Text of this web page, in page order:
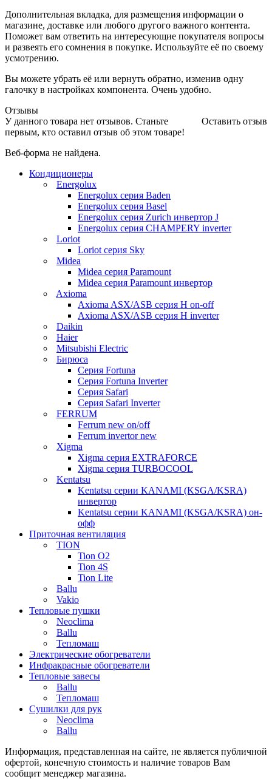
Дополнительная вкладка, для размещения информации о
магазине, доставке или любого другого важного контента.
Поможет вам ответить на интересующие покупателя вопросы
и развеять его сомнения в покупке. Используйте её по своему
усмотрению.
Вы можете убрать её или вернуть обратно, изменив одну
галочку в настройках компонента. Очень удобно.
Отзывы
Оставить отзыв
У данного товара нет отзывов. Станьте
первым, кто оставил отзыв об этом товаре!
Веб-форма не найдена.
Кондиционеры
Energolux
Energolux серия Baden
Energolux серия Basel
Energolux серия Zurich инвертор J
Energolux серия CHAMPERY inverter
Loriot
Loriot серия Sky
Midea
Midea серия Paramount
Midea серия Paramount инвертор
Axioma
Axioma ASX/ASB серия Н on-off
Axioma ASX/ASB серия Н inverter
Daikin
Haier
Mitsubishi Electric
Бирюса
Серия Fortuna
Серия Fortuna Inverter
Серия Safari
Серия Safari Inverter
FERRUM
Ferrum new on/off
Ferrum invertor new
Xigma
Xigma серия EXTRAFORCE
Xigma серия TURBOCOOL
Kentatsu
Kentatsu серии KANAMI (KSGA/KSRA)
инвертор
Kentatsu серии KANAMI (KSGA/KSRA) он-
офф
Приточная вентиляция
TION
Tion O2
Tion 4S
Tion Lite
Ballu
Vakio
Тепловые пушки
Neoclima
Ballu
Тепломаш
Электрические обогреватели
Инфракрасные обогреватели
Тепловые завесы
Ballu
Тепломаш
Сушилки для рук
Neoclima
Ballu
Информация, представленная на сайте, не является публичной
офертой, конечную стоимость и наличие товаров Вам
сообщит менеджер магазина.